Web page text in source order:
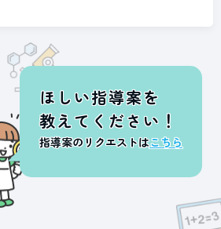
ほしい指導案を
教えてください！
指導案のリクエストはこちら